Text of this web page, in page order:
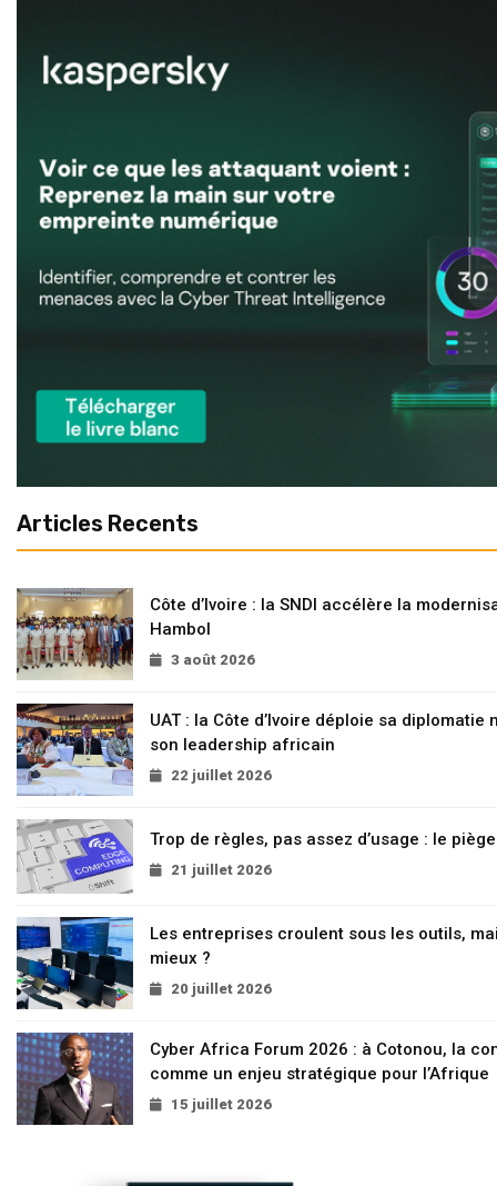
Articles Recents
Côte d’Ivoire : la SNDI accélère la
Hambol
3 août 2026
UAT : la Côte d’Ivoire déploie sa
son leadership africain
22 juillet 2026
Trop de règles, pas assez d’usage : le
21 juillet 2026
Les entreprises croulent sous les outils,
mieux ?
20 juillet 2026
Cyber Africa Forum 2026 : à Cotonou, la
comme un enjeu stratégique pour l’Afrique
15 juillet 2026